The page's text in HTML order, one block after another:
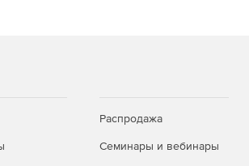
Распродажа
Семинары и вебинары